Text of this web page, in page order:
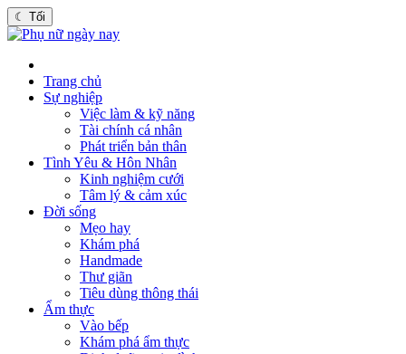
☾ Tối
Trang chủ
Sự nghiệp
Việc làm & kỹ năng
Tài chính cá nhân
Phát triển bản thân
Tình Yêu & Hôn Nhân
Kinh nghiệm cưới
Tâm lý & cảm xúc
Đời sống
Mẹo hay
Khám phá
Handmade
Thư giãn
Tiêu dùng thông thái
Ẩm thực
Vào bếp
Khám phá ẩm thực